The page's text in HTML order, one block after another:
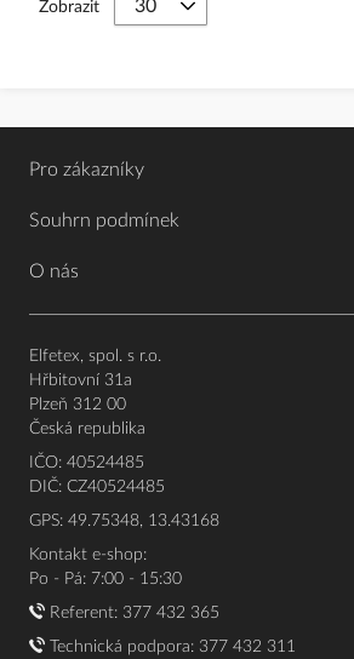
Zobrazit
Pro zákazníky
Souhrn podmínek
O nás
Elfetex, spol. s r.o.
Hřbitovní 31a
Plzeň 312 00
Česká republika
IČO: 40524485
DIČ: CZ40524485
GPS: 49.75348, 13.43168
Kontakt e-shop:
Po - Pá: 7:00 - 15:30
Referent: 377 432 365
Technická podpora: 377 432 311